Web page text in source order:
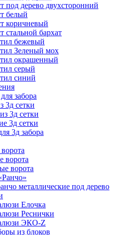
под дерево двухсторонний
белый
коричневый
стальной бархат
бежевый
Зеленый мох
окрашенный
серый
синий
забора
3д сетки
3д сетки
3д сетки
3д забора
ворота
ворота
металлические под дерево
Елочка
Реснички
ЭКО-Z
из блоков